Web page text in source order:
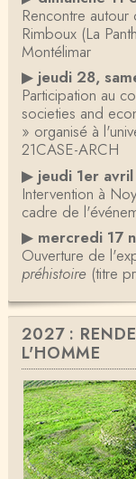
Rencontre autour
Rimboux (La
Montélimar
▶ jeudi 28,
Participation au
societies and
» organisé à
21CASE-ARCH
▶ jeudi 1er
Intervention à
cadre de
▶ mercredi 17
Ouverture de
préhistoire(titre
2027 :
L'HOMME